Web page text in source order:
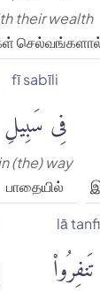
their wealth
fī sabīli
فِى سَبِيلِ
(the) way
பாதையில்
lā